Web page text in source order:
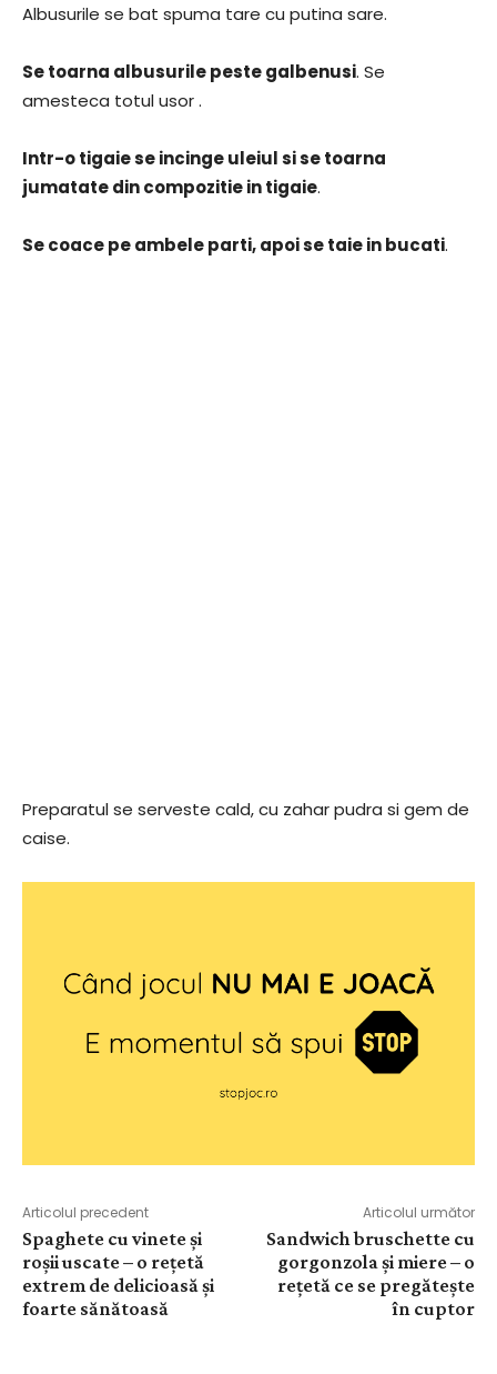
Albusurile se bat spuma tare cu putina sare.
Se toarna albusurile peste galbenusi. Se
amesteca totul usor .
Intr-o tigaie se incinge uleiul si se toarna
jumatate din compozitie in tigaie.
Se coace pe ambele parti, apoi se taie in bucati.
Preparatul se serveste cald, cu zahar pudra si gem de
caise.
Articolul precedent
Spaghete cu vinete și
roșii uscate – o rețetă
extrem de delicioasă și
foarte sănătoasă
Articolul următor
Sandwich bruschette cu
gorgonzola și miere – o
rețetă ce se pregătește
în cuptor